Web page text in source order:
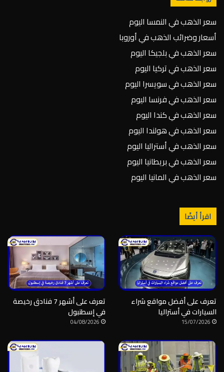
سعر الذهب في النمسا اليوم
أسعار وضرائب الذهب في أوروبا
سعر الذهب في بلجيكا اليوم
سعر الذهب في تركيا اليوم
سعر الذهب في سويسرا اليوم
سعر الذهب في فرنسا اليوم
سعر الذهب في كندا اليوم
سعر الذهب في هولندا اليوم
سعر الذهب في أستراليا اليوم
سعر الذهب في بريطانيا اليوم
سعر الذهب في المانيا اليوم
اقرأ أيضًا
تعرف على أفضل مواقع شراء
السيارات في أستراليا
15/07/2026
تعرف على أشهر 7 فنادق رخيصة
في إسطنبول
04/08/2026